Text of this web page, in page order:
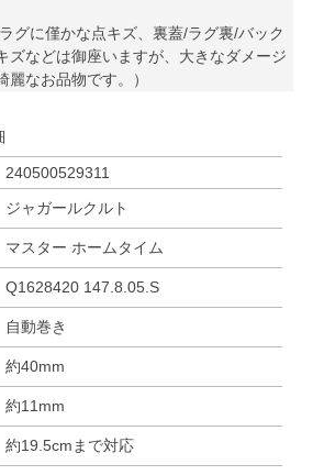
グに僅かな点キズ、裏蓋/ラグ裏/バック
ズなどは御座いますが、大きなダメージ
なお品物です。）
240500529311
ジャガールクルト
マスター ホームタイム
Q1628420 147.8.05.S
自動巻き
約40mm
約11mm
約19.5cmまで対応